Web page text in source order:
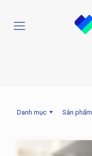
Danh mục Sản phẩm